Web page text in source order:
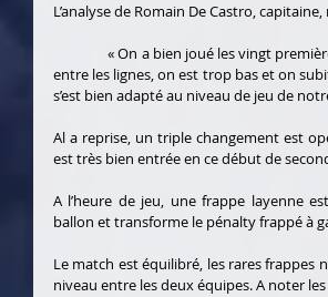
L’analyse de Romain De Castro,
                « On a bien joué les vingt premières minutes avant de retomber dans nos travers. Il y a trop d’écart
entre les lignes, on est trop bas et on
s’est bien adapté au niveau de jeu de
Al a reprise, un triple changement est
est très bien entrée en ce début de
A l’heure de jeu, une frappe layenne
ballon et transforme le pénalty frappé à
Le match est équilibré, les rares frappes
niveau entre les deux équipes. A noter